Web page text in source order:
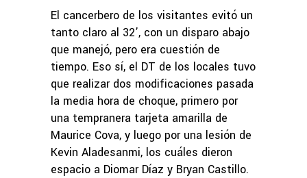
El cancerbero de los visitantes evitó un
tanto claro al 32’, con un disparo abajo
que manejó, pero era cuestión de
tiempo. Eso sí, el DT de los locales tuvo
que realizar dos modificaciones pasada
la media hora de choque, primero por
una tempranera tarjeta amarilla de
Maurice Cova, y luego por una lesión de
Kevin Aladesanmi, los cuáles dieron
espacio a Diomar Díaz y Bryan Castillo.